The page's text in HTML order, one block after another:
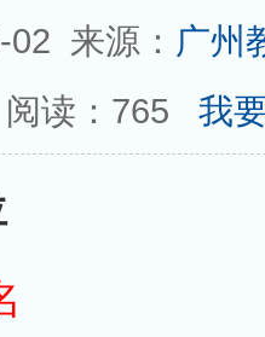
来源： 广州
读： 765 我